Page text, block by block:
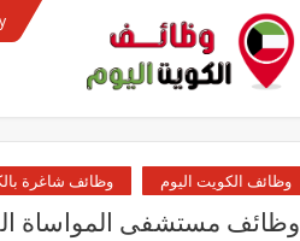
وظائف الكويت اليوم وظائف شاغرة
وظائف ‏مستشفى المواساة